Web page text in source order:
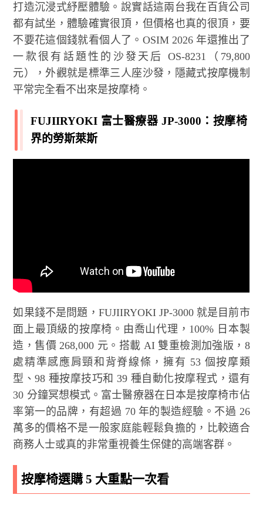
打造沉浸式紓壓體驗。說實話這兩台我在百貨公司
都有試坐，體驗確實很頂，但價格也真的很頂，要
不要花這個錢就看個人了。OSIM 2026 年還推出了
一款很有話題性的沙發天后 OS-8231（79,800
元），外觀就是標準三人座沙發，隱藏式按摩機制
平常完全看不出來是按摩椅。
FUJIIRYOKI 富士醫療器 JP-3000：按摩椅
界的勞斯萊斯
如果錢不是問題，FUJIIRYOKI JP-3000 就是目前市
面上最頂級的按摩椅。由喬山代理，100% 日本製
造，售價 268,000 元。搭載 AI 雙重檢測加強版，8
處精準感應肩頸和背脊線條，擁有 53 個按摩類
型、98 種按摩技巧和 39 種自動化按摩程式，還有
30 分鐘冥想模式。富士醫療器在日本是按摩椅市佔
率第一的品牌，有超過 70 年的製造經驗。不過 26
萬多的價格不是一般家庭能輕鬆負擔的，比較適合
商務人士或真的非常重視養生保健的高端客群。
按摩椅選購 5 大重點一次看